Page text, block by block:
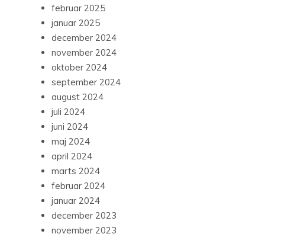
februar 2025
januar 2025
december 2024
november 2024
oktober 2024
september 2024
august 2024
juli 2024
juni 2024
maj 2024
april 2024
marts 2024
februar 2024
januar 2024
december 2023
november 2023